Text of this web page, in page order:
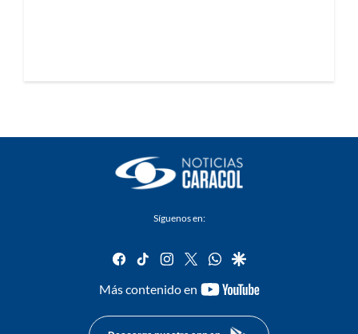
Síguenos en:
facebook
tiktok instagram
twitterwhatsapp
google
Más contenido en
youtube-